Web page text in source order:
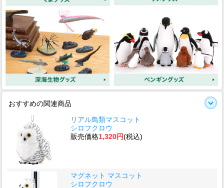
おすすめの関連商品
リアル鳥類マスコット
シロフクロウ
販売価格1,320円(税込)
マグネット マスコット
シロフクロウ